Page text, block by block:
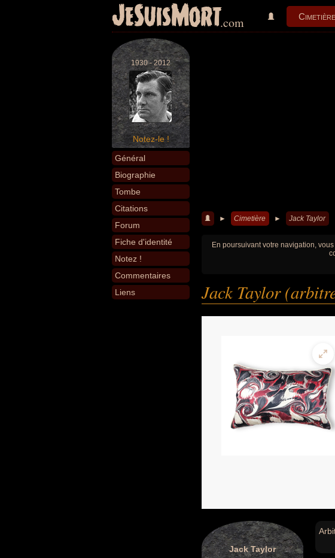
JeSuisMort.com Cimetière
1930 - 2012
Notez-le !
Général
Biographie
Tombe
Citations
Forum
Fiche d'identité
Notez !
Commentaires
Liens
► Cimetière ► Jack Taylor
En poursuivant votre navigation,
Jack Taylor
Jack Taylor